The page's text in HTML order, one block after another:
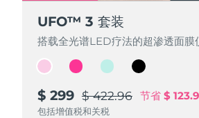
UFO™ 3 套装
搭载全光谱LED疗法的超渗透面膜
$ 299 $ 422.96 节省 $
包括增值税和关税
UFO™ 3 套装
搭载全光谱LED疗法的超渗透面膜
$ 299 $ 422.96 节省 $
包括增值税和关税
UFO™ 3 套装
搭载全光谱LED疗法的超渗透面膜
$ 299 $ 422.96 节省 $
包括增值税和关税
UFO™ 3 套装
搭载全光谱LED疗法的超渗透面膜
$ 299 $ 422.96 节省 $
包括增值税和关税
ESPADA™ 设备
眼部护理设备
KIWI™ 皮肤护理
Advanced pore care
LUNA™ Dual-
Serum
For healthy hair
issa™ Teeth
护肤品 男士
爱尔兰
马恩岛
以色列
意大利